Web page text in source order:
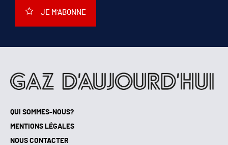
QUI SOMMES-NOUS?
MENTIONS LÉGALES
NOUS CONTACTER
JE M'ABONNE